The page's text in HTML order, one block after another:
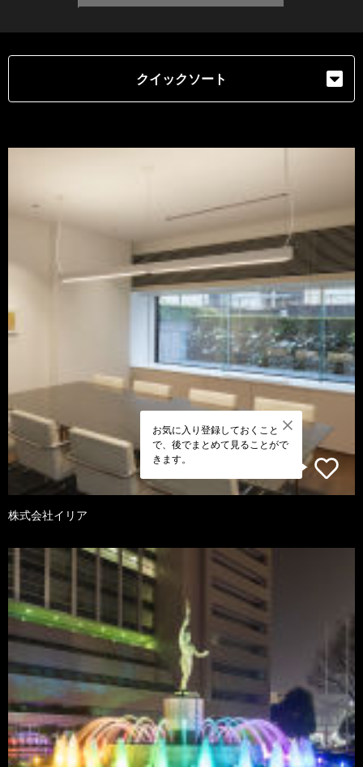
クイックソート
お気に入り登録しておくこと
で、後でまとめて見ることがで
きます。
株式会社イリア